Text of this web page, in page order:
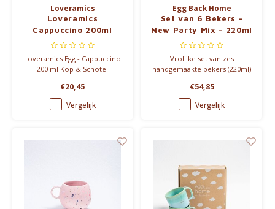
Loveramics
Loveramics
Cappuccino 200ml
Loveramics Egg - Cappuccino
200 ml Kop & Schotel
€20,45
Vergelijk
Egg Back Home
Set van 6 Bekers -
New Party Mix - 220ml
Vrolijke set van zes
handgemaakte bekers (220ml)
Party collectie. Elke beker
heeft een uniek
spikkelpatroon door het
€54,85
Vergelijk